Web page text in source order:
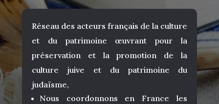
Réseau des acteurs français de la culture
et du patrimoine œuvrant pour la
préservation et la promotion de la
culture juive et du patrimoine du
judaïsme,
Nous coordonnons en France les